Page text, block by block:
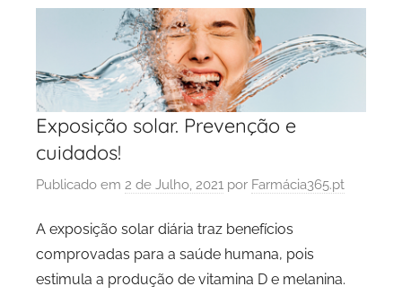
Exposição solar. Prevenção e
cuidados!
Publicado em 2 de Julho, 2021 por Farmácia365.pt
A exposição solar diária traz benefícios
comprovadas para a saúde humana, pois
estimula a produção de vitamina D e melanina.